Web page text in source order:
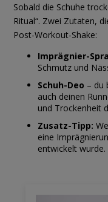
Sobald die Schuhe
Ritual“. Zwei Zutaten,
Post-Workout-Shake:
Imprägnier-
Schmutz und
Schuh-Deo – du
auch deinen
und Trockenheit
Zusatz-Tipp:
eine
entwickelt wurde.